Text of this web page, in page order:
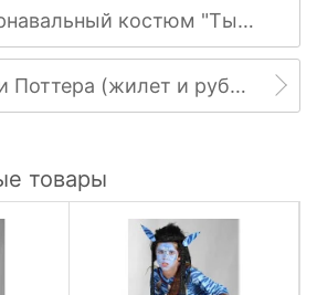
Детский карнавальный костюм "Тыква"
Набор Гарри Поттера (жилет и рубашка)
товары